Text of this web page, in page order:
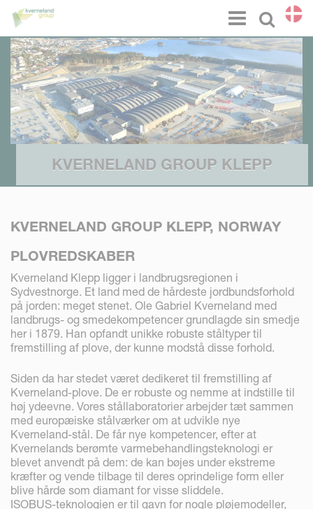
Select
Menu
KVERNELAND GROUP KLEPP
KVERNELAND GROUP KLEPP, NORWAY
PLOVREDSKABER
Kverneland Klepp ligger i landbrugsregionen i
Sydvestnorge. Et land med de hårdeste jordbundsforhold
på jorden: meget stenet. Ole Gabriel Kverneland med
landbrugs- og smedekompetencer grundlagde sin smedje
her i 1879. Han opfandt unikke robuste ståltyper til
fremstilling af plove, der kunne modstå disse forhold.
Siden da har stedet været dedikeret til fremstilling af
Kverneland-plove. De er robuste og nemme at indstille til
høj ydeevne. Vores stållaboratorier arbejder tæt sammen
med europæiske stålværker om at udvikle nye
Kverneland-stål. De får nye kompetencer, efter at
Kvernelands berømte varmebehandlingsteknologi er
blevet anvendt på dem: de kan bøjes under ekstreme
kræfter og vende tilbage til deres oprindelige form eller
blive hårde som diamant for visse sliddele.
ISOBUS-teknologien er til gavn for nogle pløjemodeller,
CCookie-styringspanel